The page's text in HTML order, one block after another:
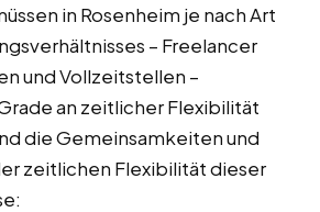
in Rosenheim je nach Art
– Freelancer
und Vollzeitstellen –
an zeitlicher Flexibilität
die Gemeinsamkeiten und
zeitlichen Flexibilität dieser